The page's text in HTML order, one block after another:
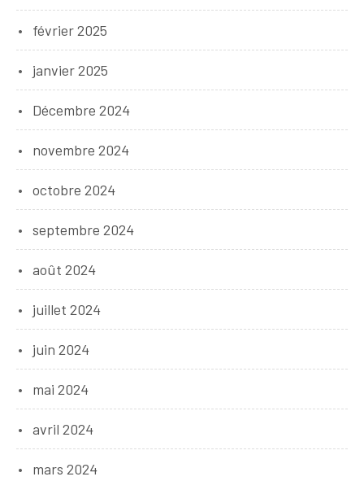
février 2025
janvier 2025
Décembre 2024
novembre 2024
octobre 2024
septembre 2024
août 2024
juillet 2024
juin 2024
mai 2024
avril 2024
mars 2024